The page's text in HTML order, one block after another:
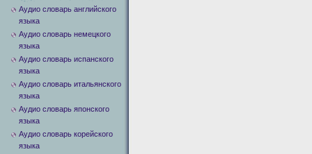
Аудио словарь английского
языка
Аудио словарь немецкого
языка
Аудио словарь испанского
языка
Аудио словарь итальянского
языка
Аудио словарь японского
языка
Аудио словарь корейского
языка